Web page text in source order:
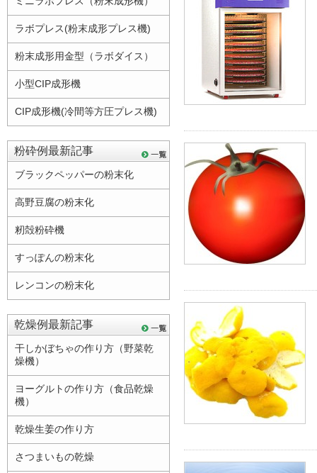
ラボプレス(粉末成形プレス機)
粉末成形用金型（ラボダイス）
小型CIP成形機
CIP成形機(冷間等方圧プレス機)
粉砕例最新記事
ブラックペッパーの粉末化
高野豆腐の粉末化
籾殻粉砕機
すっぽんの粉末化
レンコンの粉末化
乾燥例最新記事
干しかぼちゃの作り方（野菜乾
燥機）
ヨーグルトの作り方（食品乾燥
機）
乾燥生姜の作り方
さつまいもの乾燥